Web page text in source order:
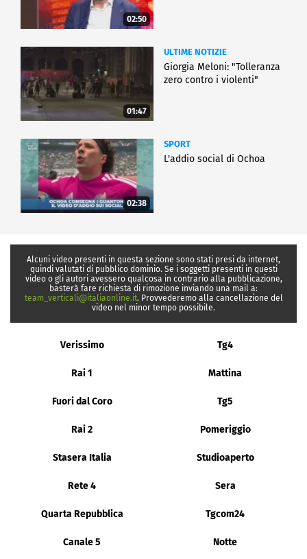
02:50
01:47
ULTIME NOTIZIE
Giorgia Meloni: "Tolleranza
zero contro i violenti"
02:38
SPORT
L'addio social di Ochoa
Alcuni video presenti in questa sezione sono stati presi da internet,
quindi valutati di pubblico dominio. Se i soggetti presenti in questi
video o gli autori avessero qualcosa in contrario alla pubblicazione,
basterà fare richiesta di rimozione inviando una mail a:
team_verticali@italiaonline.it. Provvederemo alla cancellazione del
video nel minor tempo possibile.
Verissimo Tg4
Rai 1 Mattina
Fuori dal Coro Tg5
Rai 2 Pomeriggio
Stasera Italia Studioaperto
Rete 4 Sera
Quarta Repubblica Tgcom24
Canale 5 Notte